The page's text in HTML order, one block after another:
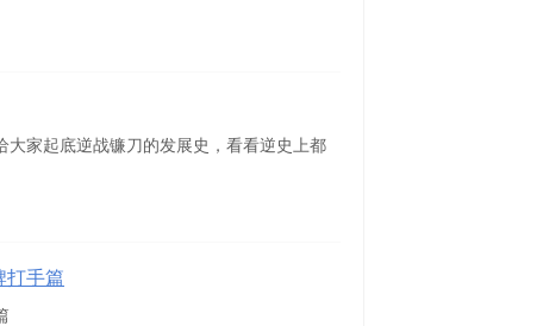
家起底逆战镰刀的发展史，看看逆史上都
打手篇